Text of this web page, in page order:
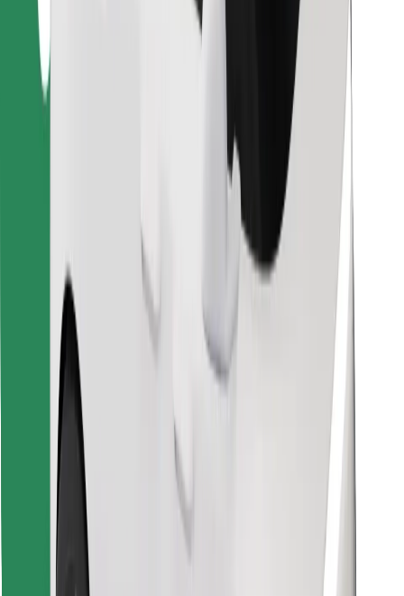
Подача за считаные минуты!
Скачать приложение Bolt
Скачать приложение Bolt Food